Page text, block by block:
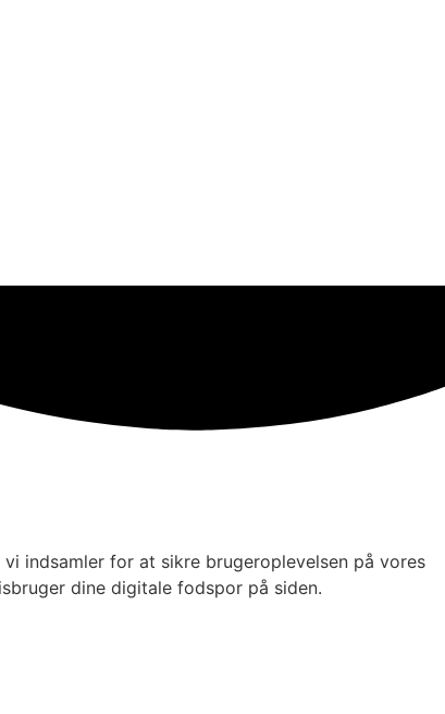
indsamler for at sikre brugeroplevelsen på vores
dine digitale fodspor på siden.